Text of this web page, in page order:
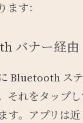
す：
バナー経由
Bluetooth ス
それをタップ
す。アプリは